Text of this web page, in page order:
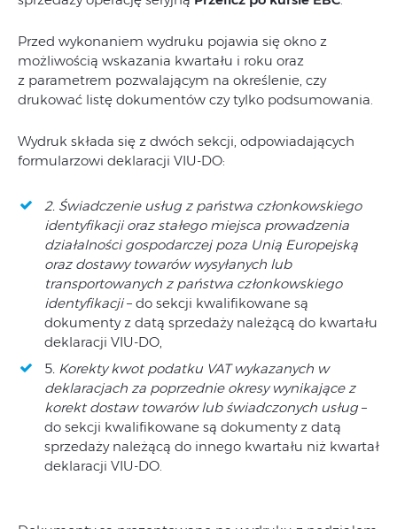
Przed wykonaniem wydruku pojawia się okno z
możliwością wskazania kwartału i roku oraz
z parametrem pozwalającym na określenie, czy
drukować listę dokumentów czy tylko podsumowania.
Wydruk składa się z dwóch sekcji, odpowiadających
formularzowi deklaracji VIU-DO:
2. Świadczenie usług z państwa członkowskiego
identyfikacji oraz stałego miejsca prowadzenia
działalności gospodarczej poza Unią Europejską
oraz dostawy towarów wysyłanych lub
transportowanych z państwa członkowskiego
identyfikacji– do sekcji kwalifikowane są
dokumenty z datą sprzedaży należącą do kwartału
deklaracji VIU-DO,
5. Korekty kwot podatku VAT wykazanych w
deklaracjach za poprzednie okresy wynikające z
korekt dostaw towarów lub świadczonych usług–
do sekcji kwalifikowane są dokumenty z datą
sprzedaży należącą do innego kwartału niż kwartał
deklaracji VIU-DO.